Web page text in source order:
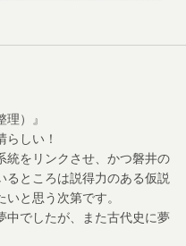
）』
しい！
統をリンクさせ、かつ磐井の
ところは説得力のある仮説
と思う次第です。
中でしたが、また古代史に夢